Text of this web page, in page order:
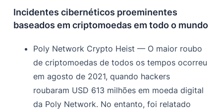
Incidentes cibernéticos proeminentes
baseados em criptomoedas em todo o mundo
Poly Network Crypto Heist — O maior roubo
de criptomoedas de todos os tempos ocorreu
em agosto de 2021, quando hackers
roubaram USD 613 milhões em moeda digital
da Poly Network. No entanto, foi relatado